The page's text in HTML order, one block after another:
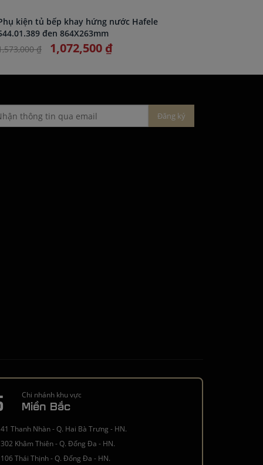
kiện tủ bếp khay hứng nước Hafele
đen 864X263mm
₫
1,072,500 ₫
Chi nhánh khu vực
Miền Bắc
41 Thanh Nhàn - Q. Hai Bà Trưng - HN.
302 Khâm Thiên - Q. Đống Đa - HN.
106 Thái Thịnh - Q. Đống Đa - HN.